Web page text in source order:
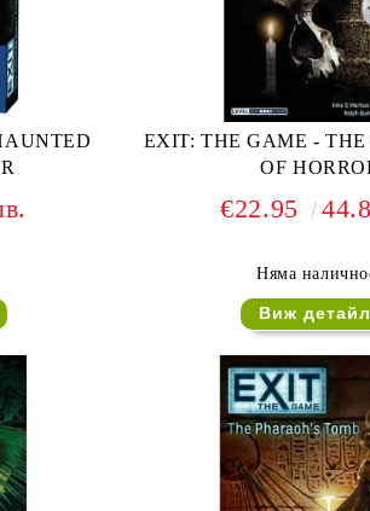
EXIT: THE GAME - THE
OF
€22.95
Няма
Виж